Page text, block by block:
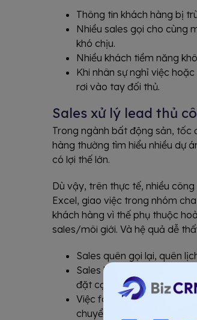
Thông tin khách hàng bị
Nhiều sales gọi cho cùng
khó chịu.
Nhiều khách tiềm năng
Khi nhân sự nghỉ việc
rơi vào tay đối thủ.
Sales xử lý lead thủ
Trong ngành bất động sản, tốc
hàng thường tìm hiểu nhiều dự
có lợi thế lớn.
Dù vậy, trên thực tế, nhiều
Excel, giao việc trong nhóm
khách hàng vì thế phụ thuộc
sales/môi giới. Và hệ quả dễ
Sales quên gọi lại, quên
Sales không có lịch sử
đặt cọc) để tư vấn sâu và
Việc follow-up thiếu chiến
chuyển đổi.